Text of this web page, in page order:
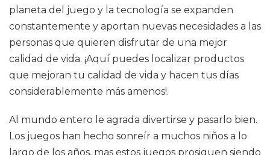
planeta del juego y la tecnología se expanden
constantemente y aportan nuevas necesidades a las
personas que quieren disfrutar de una mejor
calidad de vida. ¡Aquí puedes localizar productos
que mejoran tu calidad de vida y hacen tus días
considerablemente más amenos!.
Al mundo entero le agrada divertirse y pasarlo bien.
Los juegos han hecho sonreír a muchos niños a lo
largo de los años, mas estos juegos prosiguen siendo